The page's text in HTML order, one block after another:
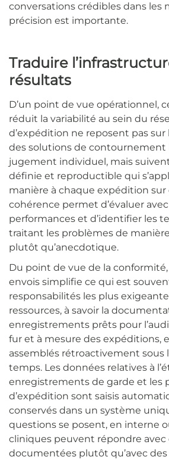
conversations crédibles dans les
précision est importante.
Traduire
résultats
D’un point de vue opérationnel,
réduit la variabilité au sein du
d’expédition ne reposent pas sur
des solutions de contournement
jugement individuel, mais
définie et reproductible qui
manière à chaque expédition
cohérence permet d’évaluer
performances et d’identifier les
traitant les problèmes de
plutôt qu’anecdotique.
Du point de vue de la
envois simplifie ce qui est
responsabilités les plus
ressources, à savoir la
enregistrements prêts pour
fur et à mesure des expéditions,
assemblés rétroactivement sous
temps. Les données relatives à
enregistrements de garde et les
d’expédition sont saisis
conservés dans un système
questions se posent, en interne
cliniques peuvent répondre avec
documentées plutôt qu’avec